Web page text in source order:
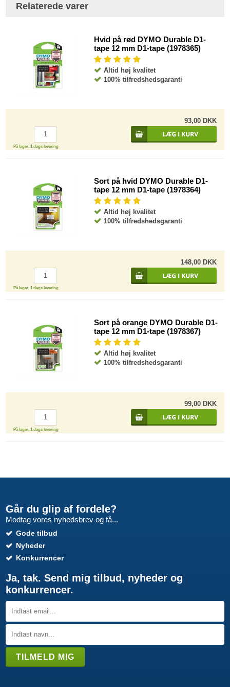
Relaterede varer
Hvid på rød DYMO Durable D1-
tape 12 mm D1-tape (1978365)
Altid høj kvalitet
100% tilfredshedsgaranti
93,00 DKK
På lager, 1 dags levering
Sort på hvid DYMO Durable D1-
tape 12 mm D1-tape (1978364)
Altid høj kvalitet
100% tilfredshedsgaranti
148,00 DKK
På lager, 1 dags levering
Sort på orange DYMO Durable D1-
tape 12 mm D1-tape (1978367)
Altid høj kvalitet
100% tilfredshedsgaranti
99,00 DKK
På lager, 1 dags levering
Går du glip af fordele?
Modtag vores nyhedsbrev og få...
Gode tilbud
Nyheder
Konkurrencer
Ja, tak. Send mig tilbud, nyheder og
konkurrencer.